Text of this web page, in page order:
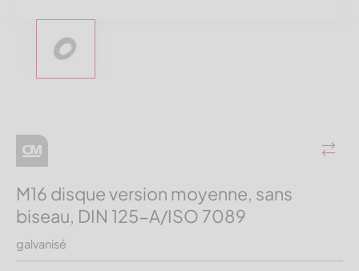
M16 disque version moyenne, sans
biseau, DIN 125-A/ISO 7089
galvanisé